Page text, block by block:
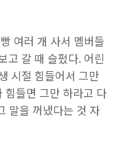
여러 개 사서 멤버들
고 갈 때 슬펐다. 어린
시절 힘들어서 그만
힘들면 그만 하라고 다
말을 꺼냈다는 것 자